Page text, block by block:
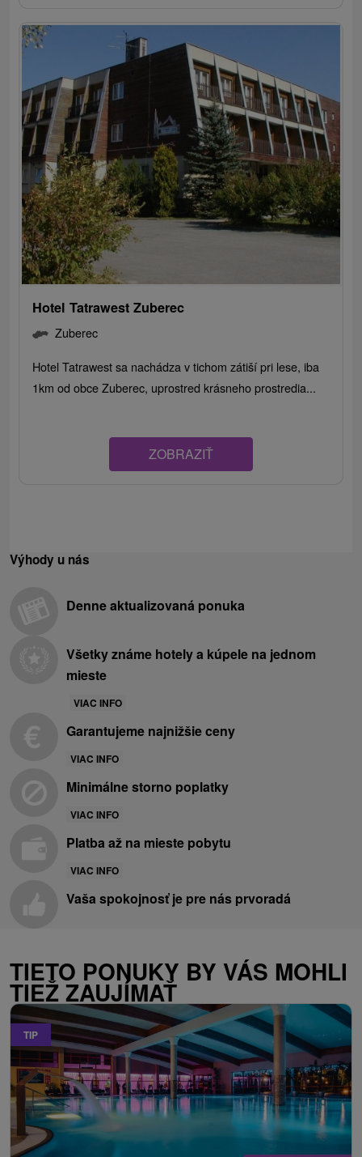
Hotel Tatrawest Zuberec
Zuberec
Hotel Tatrawest sa nachádza v tichom zátiší pri lese, iba
1km od obce Zuberec, uprostred krásneho prostredia...
ZOBRAZIŤ
Výhody u nás
Denne aktualizovaná ponuka
Všetky známe hotely a kúpele na jednom
mieste
VIAC INFO
Garantujeme najnižšie ceny
VIAC INFO
Minimálne storno poplatky
VIAC INFO
Platba až na mieste pobytu
VIAC INFO
Vaša spokojnosť je pre nás prvoradá
TIETO PONUKY BY VÁS MOHLI
TIEŽ ZAUJÍMAŤ
TIP